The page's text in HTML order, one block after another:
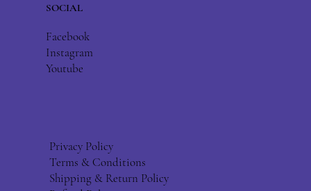
SOCIAL
Facebook
Instagram
Youtube
Privacy Policy
Terms & Conditions
Shipping & Return Policy